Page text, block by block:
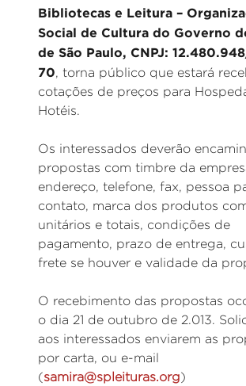
Bibliotecas e Leitura –
Social de Cultura do Governo
de São Paulo, CNPJ:
70, torna público que estará
cotações de preços para
Hotéis.
Os interessados deverão
propostas com timbre da
endereço, telefone, fax, pessoa
contato, marca dos produtos
unitários e totais, condições de
pagamento, prazo de entrega,
frete se houver e validade da
O recebimento das propostas
o dia 21 de outubro de 2.013.
aos interessados enviarem as
por carta, ou e-mail
(samira@spleituras.org)